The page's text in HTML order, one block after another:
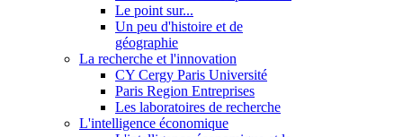
Le point sur...
Un peu d'histoire et de
géographie
La recherche et l'innovation
CY Cergy Paris Université
Paris Region Entreprises
Les laboratoires de recherche
L'intelligence économique